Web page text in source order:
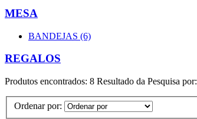
MESA
BANDEJAS (6)
REGALOS
Produtos encontrados: 8 Resultado da Pesquisa por:
Ordenar por: